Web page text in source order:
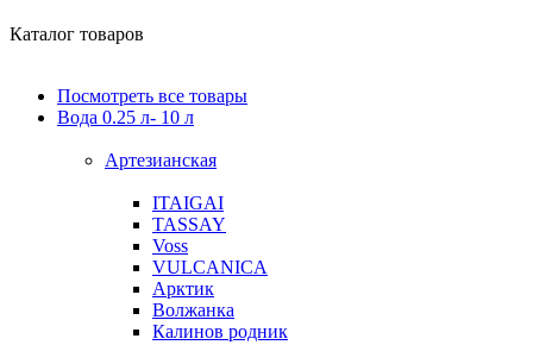
Каталог товаров
Посмотреть все товары
Вода 0.25 л- 10 л
Артезианская
ITAIGAI
TASSAY
Voss
VULCANICA
Арктик
Волжанка
Калинов родник